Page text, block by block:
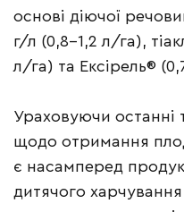
основі діючої
г/л (0,8–1,2 л/га),
л/га) та Ексірель®
Ураховуючи останні
щодо отримання
є насамперед
дитячого